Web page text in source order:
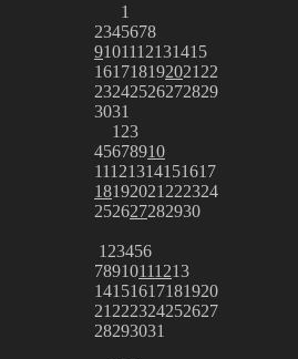
1
2345678
9101112131415
161718192021 22
23242526272829
3031
1 23
45678910
11121314151617
18192021 222324
252627282930
1 23456
78910111213
14151617181920
21 222324252627
28293031